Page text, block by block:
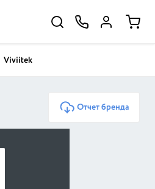
Viviitek
Отчет бренда